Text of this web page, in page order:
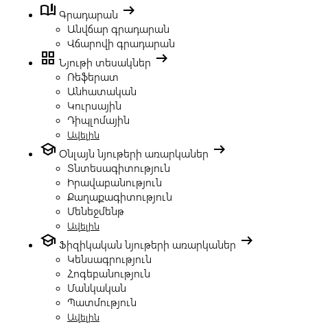
book_ribbon Գրադարան arrow_right_alt
Անվճար գրադարան
Վճարովի գրադարան
grid_view Նյութի տեսակներ arrow_right_alt
Ռեֆերատ
Անհատական
Կուրսային
Դիպլոմային
Ավելին
school Օնլայն նյութերի առարկաներ arrow_right_alt
Տնտեսագիտություն
Իրավաբանություն
Քաղաքագիտություն
Մենեջմենթ
Ավելին
school Ֆիզիկական նյութերի առարկաներ arrow_right_alt
Կենսագրություն
Հոգեբանություն
Մանկական
Պատմություն
Ավելին